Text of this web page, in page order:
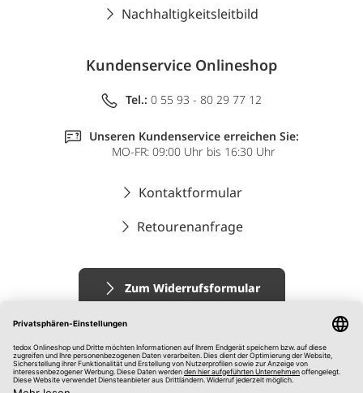
Nachhaltigkeitsleitbild
Kundenservice Onlineshop
Tel.: 0 55 93 - 80 29 77 12
Unseren Kundenservice erreichen Sie:
MO-FR: 09:00 Uhr bis 16:30 Uhr
Kontaktformular
Retourenanfrage
Zum Widerrufsformular
Impressum
AGB